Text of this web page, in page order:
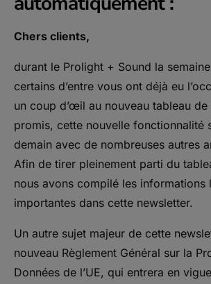
Chers clients,
durant le Prolight + Sound la
certains d’entre vous ont déjà eu
un coup d’œil au nouveau tableau
promis, cette nouvelle fonctionnalité
demain avec de nombreuses autres
Afin de tirer pleinement parti du
nous avons compilé les informations
importantes dans cette newsletter.
Un autre sujet majeur de cette
nouveau Règlement Général sur la
Données de l’UE, qui entrera en